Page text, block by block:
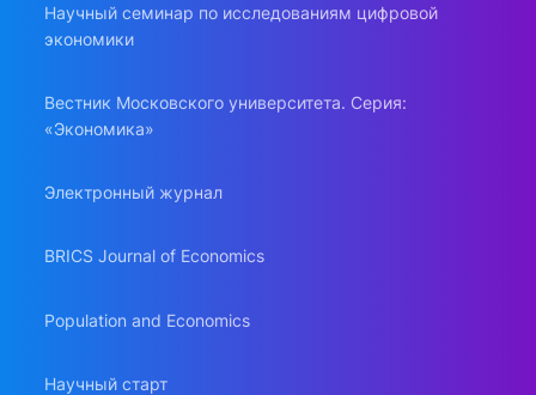
Научный семинар по исследованиям цифровой
экономики
Вестник Московского университета. Серия:
«Экономика»
Электронный журнал
BRICS Journal of Economics
Population and Economics
Научный старт